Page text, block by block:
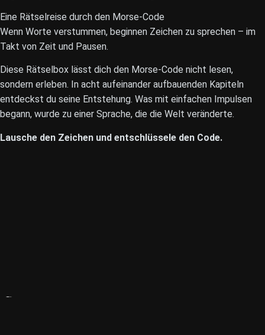
Eine Rätselreise durch den Morse-Code
Wenn Worte verstummen, beginnen Zeichen zu sprechen – im
Takt von Zeit und Pausen.
Diese Rätselbox lässt dich den Morse-Code nicht lesen,
sondern erleben. In acht aufeinander aufbauenden Kapiteln
entdeckst du seine Entstehung. Was mit einfachen Impulsen
begann, wurde zu einer Sprache, die die Welt veränderte.
Lausche den Zeichen und entschlüssele den Code.